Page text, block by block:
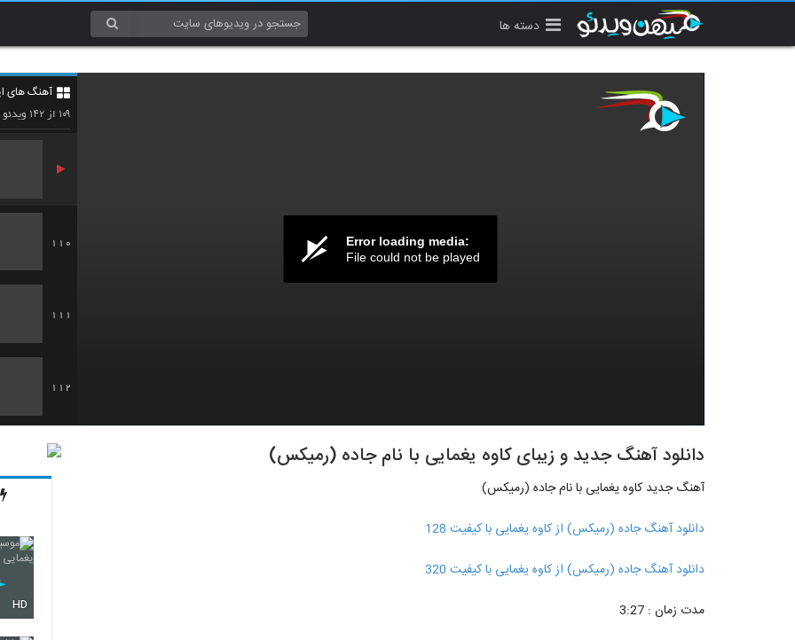
دسته ها
Error loading media:
File could not be played
آهنگ های
۱۰۹ از ۱۴۲ ویدئو
108
110
111
112
113 دانلود آهنگ جدید و زیبای کاوه یغمایی با نام جاده (رمیکس)
آهنگ جدید کاوه یغمایی با نام جاده (رمیکس)
دانلود آهنگ جاده (رمیکس) از کاوه یغمایی با کیفیت 128
دانلود آهنگ جاده (رمیکس) از کاوه یغمایی با کیفیت 320
مدت زمان : 3:27
HD